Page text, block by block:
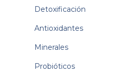
Detoxificación
Antioxidantes
Minerales
Probióticos